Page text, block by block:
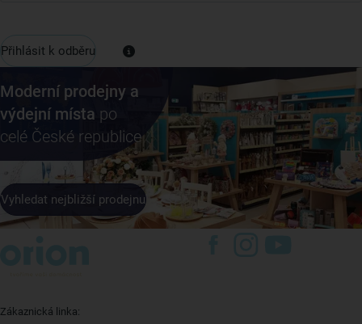
Přihlásit k odběru
Moderní prodejny a
výdejní místa po
celé České republice
Vyhledat nejbližší prodejnu
Zákaznická linka: